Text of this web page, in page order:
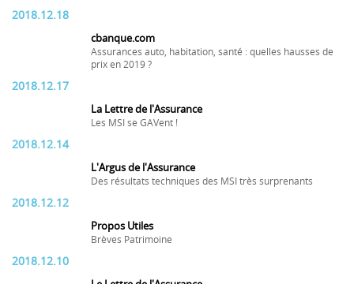
2018.12.18
cbanque.com
Assurances auto, habitation, santé : quelles hausses de
prix en 2019 ?
2018.12.17
La Lettre de l'Assurance
Les MSI se GAVent !
2018.12.14
L'Argus de l'Assurance
Des résultats techniques des MSI très surprenants
2018.12.12
Propos Utiles
Brèves Patrimoine
2018.12.10